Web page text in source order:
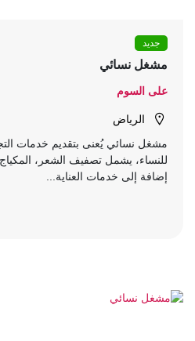
جديد
مشغل نسائي
على السوم
الرياض
مشغل نسائي يُعنى بتقديم خدمات
للنساء، يشمل تصفيف الشعر، المكياج،
إضافة إلى خدمات العناية...